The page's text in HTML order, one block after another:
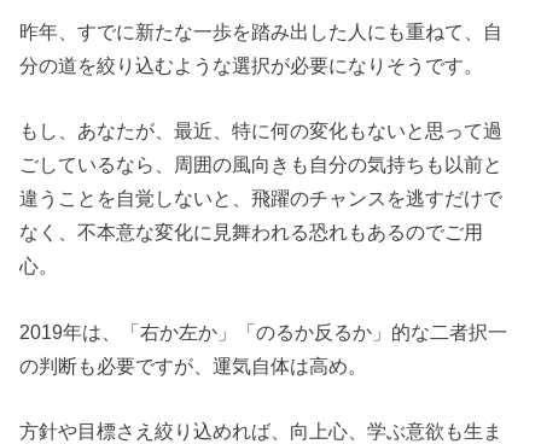
昨年、すでに新たな一歩を踏み出した人にも重ねて、自
分の道を絞り込むような選択が必要になりそうです。
もし、あなたが、最近、特に何の変化もないと思って過
ごしているなら、周囲の風向きも自分の気持ちも以前と
違うことを自覚しないと、飛躍のチャンスを逃すだけで
なく、不本意な変化に見舞われる恐れもあるのでご用
心。
2019年は、「右か左か」「のるか反るか」的な二者択一
の判断も必要ですが、運気自体は高め。
方針や目標さえ絞り込めれば、向上心、学ぶ意欲も生ま